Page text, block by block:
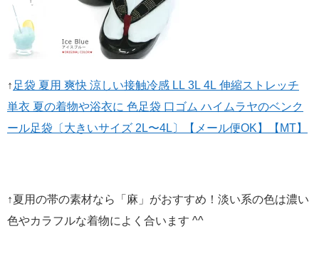
↑ 足袋 夏用 爽快 涼しい接触冷感 LL 3L 4L 伸縮ストレッチ
単衣 夏の着物や浴衣に 色足袋 口ゴム ハイムラヤのベンク
ール足袋〔大きいサイズ 2L〜4L〕【メール便OK】【MT】
↑夏用の帯の素材なら「麻」がおすすめ！淡い系の色は濃い
色やカラフルな着物によく合います ^^